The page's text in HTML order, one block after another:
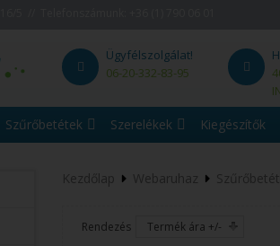
Ügyfélszolgálat!
06-20-332-83-95
Szűrőbetétek Szerelékek Kiegészítők
Kezdőlap Webaruhaz
Rendezés Termék ára +/-